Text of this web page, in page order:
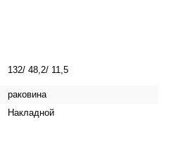
132/ 48,2/ 11,5
раковина
Накладной